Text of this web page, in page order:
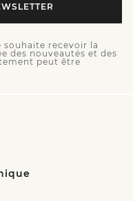
recevoir la
des nouveautés et des
peut être